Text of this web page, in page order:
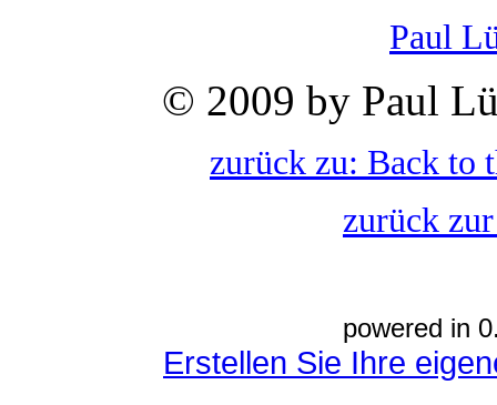
Paul
© 2009 by Paul
zurück zu: Back to
zurück
powered in
Erstellen Sie Ihre